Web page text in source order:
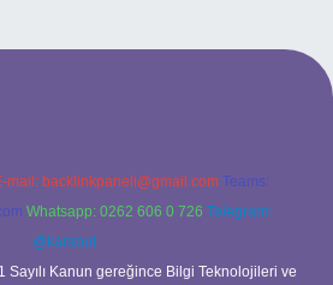
mail: backlinkpaneli@gmail.com Teams:
Whatsapp: 0262 606 0 726 Telegram:
@karabul
Sayılı Kanun gereğince Bilgi Teknolojileri ve